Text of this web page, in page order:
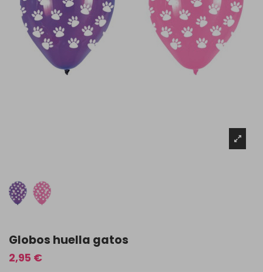
Globos huella gatos
2,95 €